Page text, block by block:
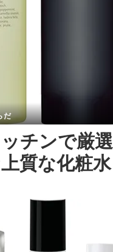
だ
チンで厳
質な化粧水